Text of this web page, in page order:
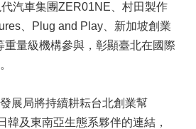
汽車集團ZER01NE、村田製作
、Plug and Play、新加坡創業
重量級機構參與，彰顯臺北在國際
局將持續耕耘台北創業幫
韓及東南亞生態系夥伴的連結，